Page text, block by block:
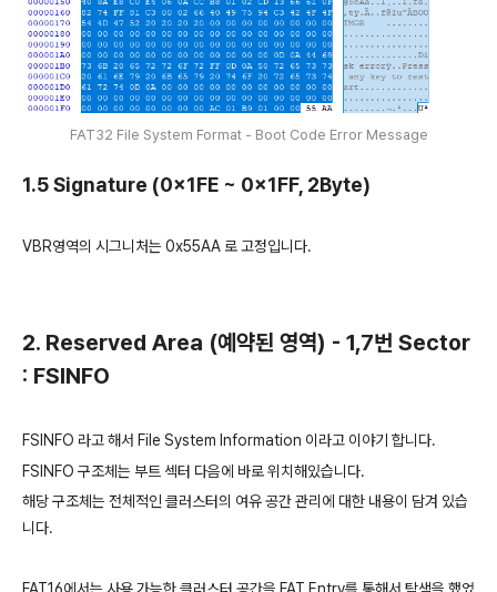
FAT32 File System Format - Boot Code Error Message
1.5 Signature (0x1FE ~ 0x1FF, 2Byte)
VBR영역의 시그니처는 0x55AA 로 고정입니다.
2. Reserved Area (예약된 영역) - 1,7번 Sector
: FSINFO
FSINFO 라고 해서 File System Information 이라고 이야기 합니다.
FSINFO 구조체는 부트 섹터 다음에 바로 위치해있습니다.
해당 구조체는 전체적인 클러스터의 여유 공간 관리에 대한 내용이 담겨 있습
니다.